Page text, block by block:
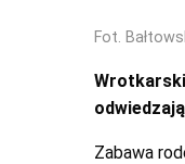
Fot.
Zabawa